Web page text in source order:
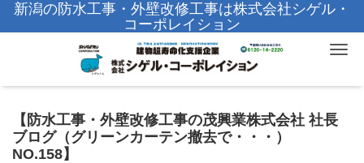
新潟の防水工事・外壁改修工事は株式会社シゲル・
コーポレイション
【防水工事・外壁改修工事の茂興業株式会社 社長
ブログ（グリーンカーテン撤去で・・・）
NO.158】